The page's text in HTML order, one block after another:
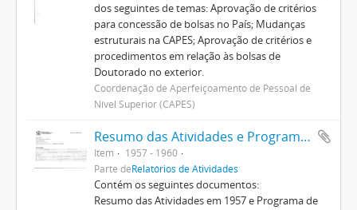
dos seguintes de temas: Aprovação de critérios
para concessão de bolsas no País; Mudanças
estruturais na CAPES; Aprovação de critérios e
procedimentos em relação às bolsas de
Doutorado no exterior.
Coordenação de Aperfeiçoamento de Pessoal de
Nível Superior (CAPES)
Resumo das Atividades e Programa de Trabalho
Item
1957 - 1960
Parte deRelatórios de Atividades
Contém os seguintes documentos:
Resumo das Atividades em 1957 e Programa de